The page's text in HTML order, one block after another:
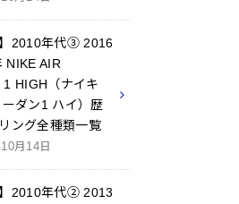
】2010年代③ 2016
NIKE AIR
1 HIGH（ナイキ
ダン1 ハイ）歴
ング全種類一覧
月14日
】2010年代② 2013